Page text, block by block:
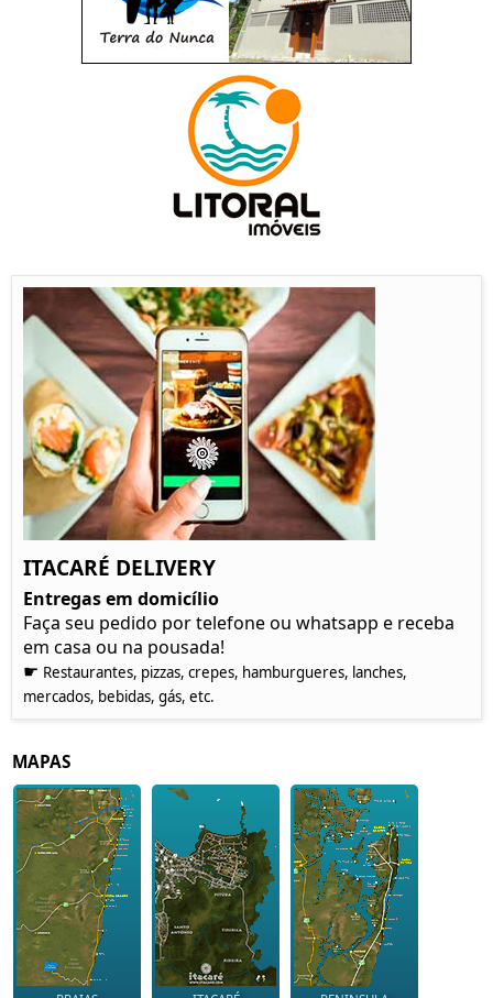
ITACARÉ DELIVERY
Entregas em domicílio
Faça seu pedido por telefone ou whatsapp e receba
em casa ou na pousada!
☛ Restaurantes, pizzas, crepes, hamburgueres, lanches,
mercados, bebidas, gás, etc.
MAPAS